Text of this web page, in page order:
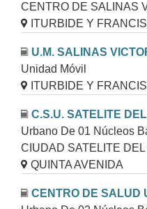
CENTRO DE SALINAS
ITURBIDE Y
U.M. SALINAS
Unidad Móvil
ITURBIDE Y
C.S.U. SATELITE
Urbano De 01 Núcleos
CIUDAD SATELITE
QUINTA AVENIDA
CENTRO DE SALUD